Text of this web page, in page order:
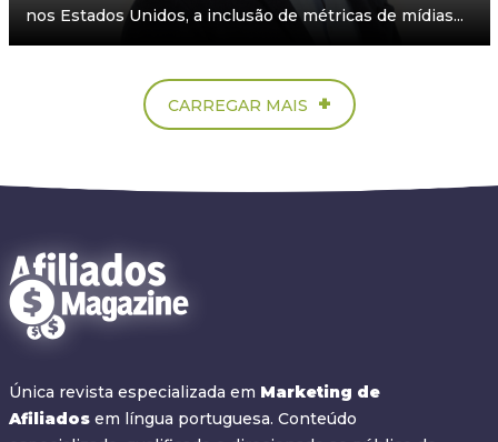
nos Estados Unidos, a inclusão de métricas de mídias...
CARREGAR MAIS +
Única revista especializada em Marketing de
Afiliados em língua portuguesa. Conteúdo